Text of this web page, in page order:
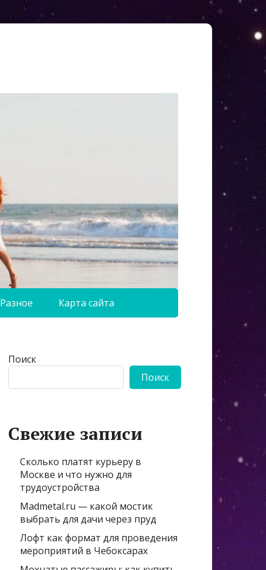
Разное Карта сайта
Поиск
Поиск
Свежие записи
Сколько платят курьеру в
Москве и что нужно для
трудоустройства
Madmetal.ru — какой мостик
выбрать для дачи через пруд
Лофт как формат для проведения
мероприятий в Чебоксарах